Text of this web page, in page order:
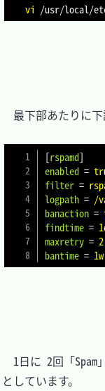
vi
最下部あたりに下
[rspamd]
enabled =
filter =
logpath = /
banaction =
findtime =
maxretry = 2
bantime = 1w
1日に 2回「Spam
としています。